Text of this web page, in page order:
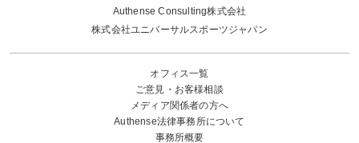
Authense Consulting株式会社
株式会社ユニバーサルスポーツジャパン
オフィス一覧
ご意見・お客様相談
メディア関係者の方へ
Authense法律事務所について
事務所概要